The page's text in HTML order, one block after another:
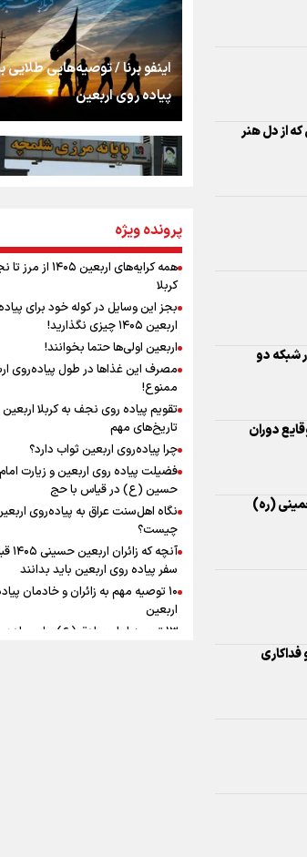
دوران
اشک
جمله‌ای که بغض
را شکست؛ «آهای مردم،
تهران رفتند»
سه حسرتی که به
نگاه تمدنی رهبر
فضای مجازی
رابطه کارگر و کارفرما
به زوجیت
اینفو برنا / توصیه‌هایی طلایی
پیاده روی اربعین
اینفو برنا / جدول کامل فاصله
شلمچه تا شهرهای زیارتی عراق
اینفو برنا/ میزان مالیات بر ارزش
افزوده چقدر است؟
اینفوبرنا/ سقف معافیت مالیاتی
حقوق کارکنان دولت و
در بودجه ۱۴۰۵ چقدر است؟
پرونده ویژه
همه کرایه‌های اربعین ۱۴۰۵
کربلا
بجز این وسایل در کوله خود برای
اربعین ۱۴۰۵ چیزی نگذارید!
اربعین اولی‌ها حتما بخوانند!
مصرف این غذاها در طول پیاده‌روی
ممنوع!
تاریخ‌های مهم
چرا پیاده‌روی اربعین ثواب دارد؟
فضیلت پیاده روی اربعین و زیارت امام
حسین (ع) در قیاس با حج
نگاه اهل‌سنت عراق به پیاده‌روی
چیست؟
آنچه که
سفر پیاده روی اربعین باید بدانند
۱۰ توصیه مهم به زائران و خادمان
اربعین
۱۳ توصیه امام صادق (ع) برای